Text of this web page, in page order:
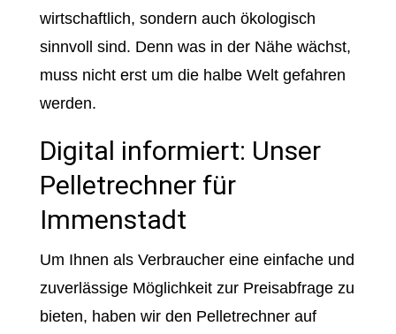
wirtschaftlich, sondern auch ökologisch
sinnvoll sind. Denn was in der Nähe wächst,
muss nicht erst um die halbe Welt gefahren
werden.
Digital informiert: Unser
Pelletrechner für
Immenstadt
Um Ihnen als Verbraucher eine einfache und
zuverlässige Möglichkeit zur Preisabfrage zu
bieten, haben wir den Pelletrechner auf